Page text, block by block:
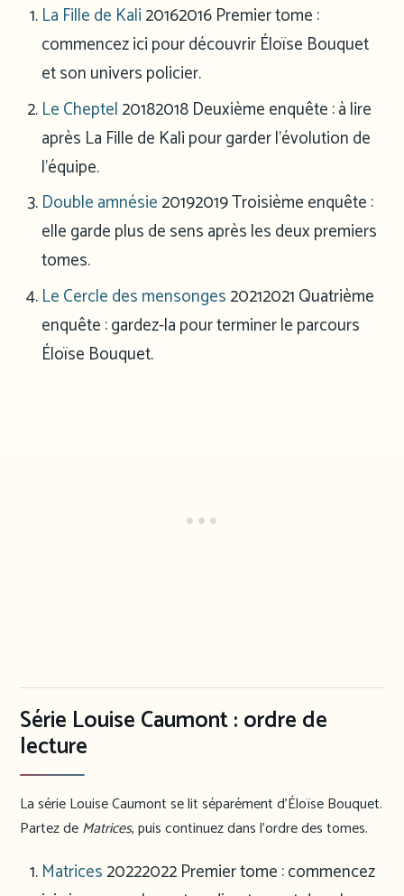
La Fille de Kali20162016 Premier tome :
commencez ici pour découvrir Éloïse Bouquet
et son univers policier.
Le Cheptel20182018 Deuxième enquête : à lire
après La Fille de Kali pour garder l’évolution de
l’équipe.
Double amnésie20192019Troisième enquête :
elle garde plus de sens après les deux premiers
tomes.
Le Cercle des mensonges20212021Quatrième
enquête : gardez-la pour terminer le parcours
Éloïse Bouquet.
Série Louise Caumont : ordre de
lecture
La série Louise Caumont se lit séparément d’Éloïse Bouquet.
Partez deMatrices, puis continuez dans l’ordre des tomes.
Matrices20222022 Premier tome : commencez